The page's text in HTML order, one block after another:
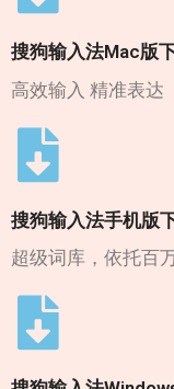
搜狗输入法Mac版
高效输入 精准表达
搜狗输入法手机版
超级词库，依托百